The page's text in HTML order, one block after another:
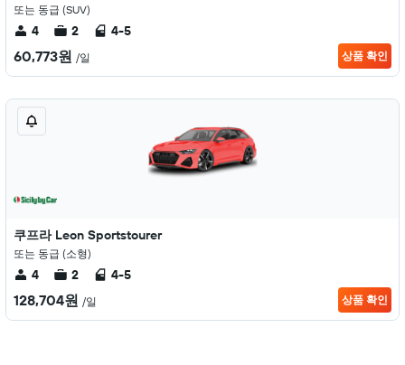
또는 동급 (SUV)
4 2 4-5
60,773원 /일 상품 확인
쿠프라 Leon Sportstourer
또는 동급 (소형)
4 2 4-5
128,704원 /일 상품 확인